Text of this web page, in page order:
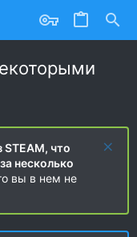
что
несколько
вы в нем не